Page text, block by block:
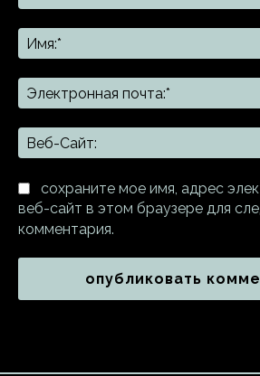
сохраните мое имя, адрес
веб-сайт в этом браузере для
комментария.